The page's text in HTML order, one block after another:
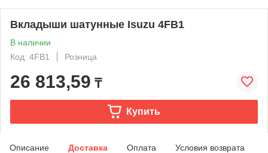
Вкладыши шатунные Isuzu 4FB1
В наличии
Код: 4FB1
Розница
26 813,59 ₸
Купить
Описание Доставка Оплата Условия возврата